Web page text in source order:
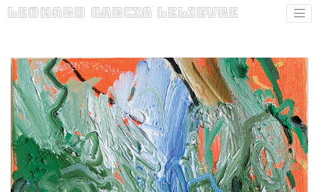
Leonard Garcia Lelievre